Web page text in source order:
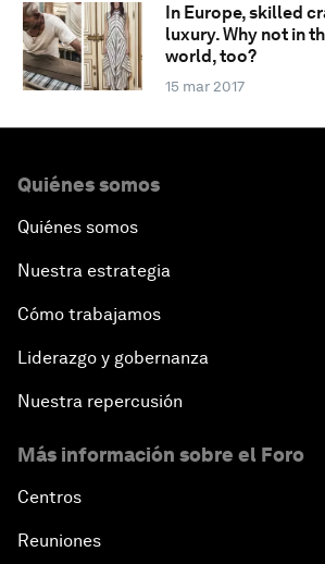
In Europe, skilled
luxury. Why not in
world, too?
15 mar 2017
Quiénes somos
Quiénes somos
Nuestra estrategia
Cómo trabajamos
Liderazgo y gobernanza
Nuestra repercusión
Más información sobre el Foro
Centros
Reuniones